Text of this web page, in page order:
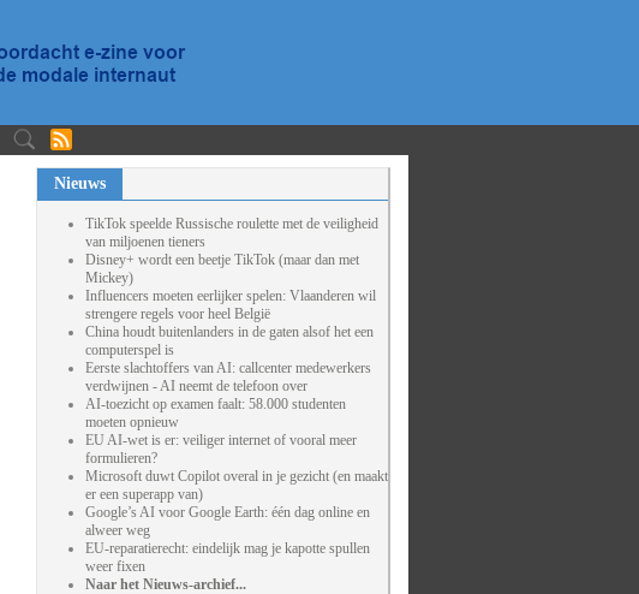
Nieuws
TikTok speelde Russische roulette met de veiligheid
van miljoenen tieners
Disney+ wordt een beetje TikTok (maar dan met
Mickey)
Influencers moeten eerlijker spelen: Vlaanderen wil
strengere regels voor heel België
China houdt buitenlanders in de gaten alsof het een
computerspel is
Eerste slachtoffers van AI: callcenter medewerkers
verdwijnen - AI neemt de telefoon over
AI-toezicht op examen faalt: 58.000 studenten
moeten opnieuw
EU AI-wet is er: veiliger internet of vooral meer
formulieren?
Microsoft duwt Copilot overal in je gezicht (en maakt
er een superapp van)
Google’s AI voor Google Earth: één dag online en
alweer weg
EU-reparatierecht: eindelijk mag je kapotte spullen
weer fixen
Naar het Nieuws-archief...